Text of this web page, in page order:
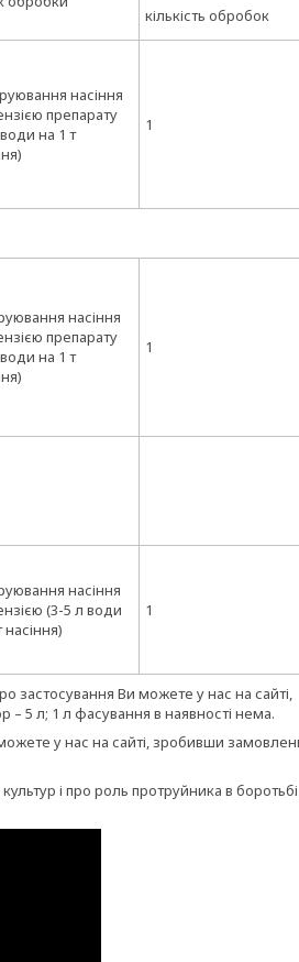
кількість обробок
насіння
препарату
на 1 т
1
насіння
препарату
на 1 т
1
насіння
(3-5 л води
насіння)
1
застосування Ви можете у нас на сайті,
5 л; 1 л фасування в наявності нема.
у нас на сайті, зробивши
і про роль протруйника в